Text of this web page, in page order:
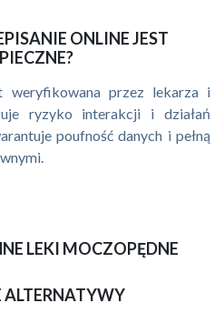
ONLINE JEST
weryfikowana przez lekarza i
ryzyko interakcji i działań
poufność danych i pełną
LEKI MOCZOPĘDNE
ALTERNATYWY